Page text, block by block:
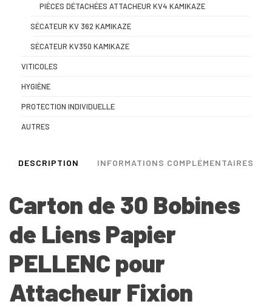
PIÈCES DÉTACHÉES ATTACHEUR KV4 KAMIKAZE
SÉCATEUR KV 362 KAMIKAZE
SÉCATEUR KV350 KAMIKAZE
VITICOLES
HYGIÈNE
PROTECTION INDIVIDUELLE
AUTRES
DESCRIPTION INFORMATIONS COMPLÉMENTAIRES
Carton de 30 Bobines
de Liens Papier
PELLENC pour
Attacheur Fixion